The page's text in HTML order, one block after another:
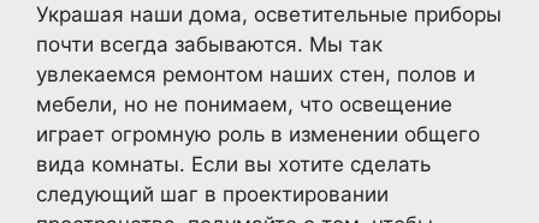
Украшая наши дома, осветительные приборы
почти всегда забываются. Мы так
увлекаемся ремонтом наших стен, полов и
мебели, но не понимаем, что освещение
играет огромную роль в изменении общего
вида комнаты. Если вы хотите сделать
следующий шаг в проектировании